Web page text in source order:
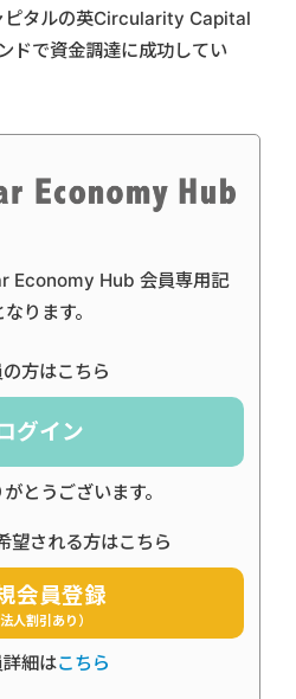
ピタルの英Circularity Capital
ドで資金調達に成功してい
Economy Hub 会員専用記
ります。
方はこちら
グイン
とうございます。
望される方はこちら
会員登録
法人割引あり）
細はこちら